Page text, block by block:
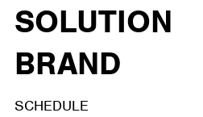
SOLUTION
BRAND
SCHEDULE